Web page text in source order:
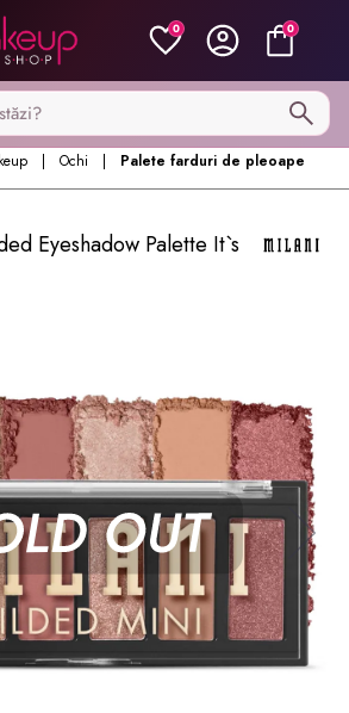
0 0
Ochi Palete farduri de pleoape
Eyeshadow Palette It`s